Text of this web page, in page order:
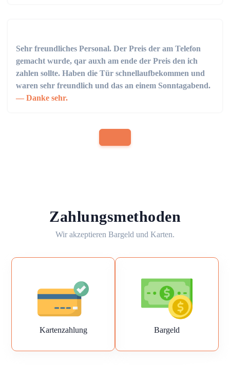
Sehr freundliches Personal. Der Preis der am Telefon
gemacht wurde, qar auxh am ende der Preis den ich
zahlen sollte. Haben die Tür schnellaufbekommen und
waren sehr freundlich und das an einem Sonntagabend.
Danke sehr.
Zahlungsmethoden
Wir akzeptieren Bargeld und Karten.
Kartenzahlung Bargeld